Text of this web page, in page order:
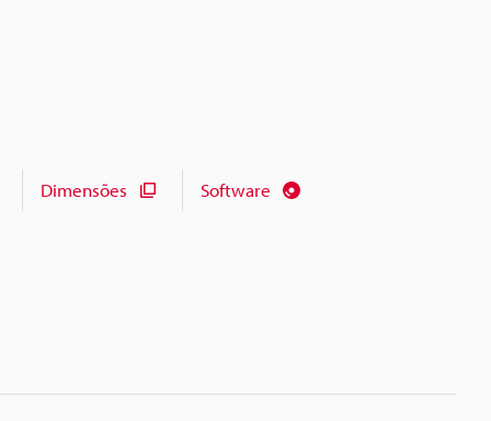
Dimensões Software